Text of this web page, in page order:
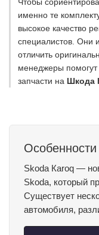
именно те
высокое качество
специалистов. Они
отличить
менеджеры помогут
запчасти на Шкода
Skoda Кaroq —
Skoda, который
Существует
автомобиля,